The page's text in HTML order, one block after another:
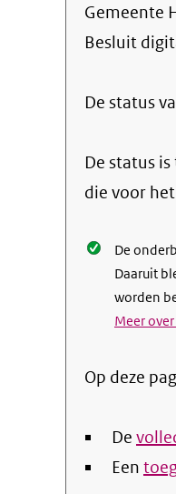
Gemeente
Besluit
De status
De status
die voor
De
Daaruit
worden
Meer
Op deze
De
Een